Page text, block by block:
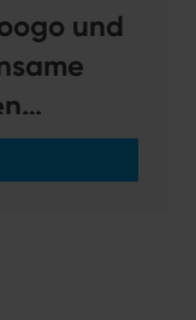
und